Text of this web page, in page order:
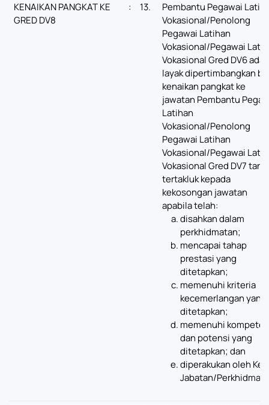
KENAIKAN PANGKAT KE
GRED DV8
: 13.
Pembantu Pegawai
Vokasional/Penolong
Pegawai Latihan
Vokasional/Pegawai
Vokasional Gred DV6
layak dipertimbangkan
kenaikan pangkat ke
jawatan Pembantu
Latihan
Vokasional/Penolong
Pegawai Latihan
Vokasional/Pegawai
Vokasional Gred DV7
tertakluk kepada
kekosongan jawatan
apabila telah:
disahkan dalam
perkhidmatan;
mencapai tahap
prestasi yang
ditetapkan;
memenuhi kriteria
kecemerlangan yang
ditetapkan;
memenuhi
dan potensi yang
ditetapkan; dan
diperakukan oleh
Jabatan/